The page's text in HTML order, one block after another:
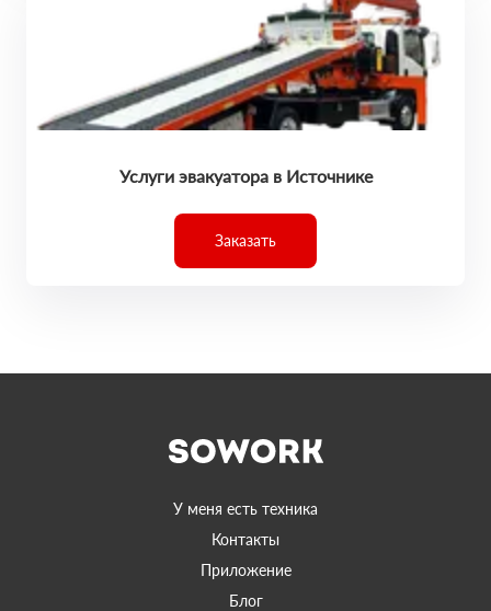
Услуги эвакуатора в Источнике
Заказать
У меня есть техника
Контакты
Приложение
Блог